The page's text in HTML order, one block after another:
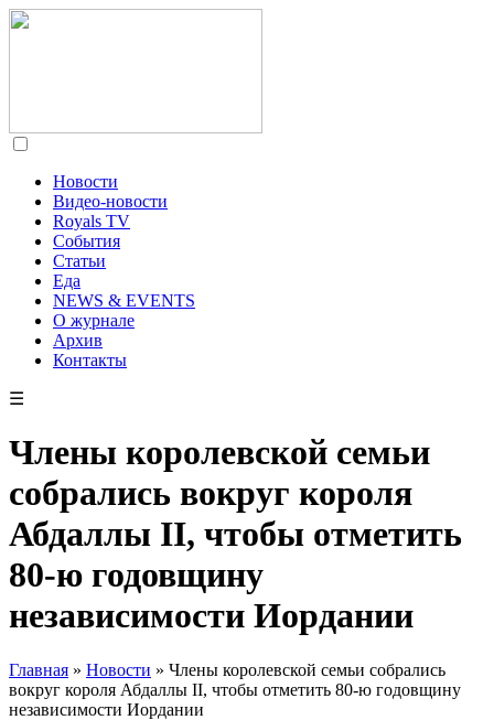
Новости
Видео-новости
Royals TV
События
Статьи
Еда
NEWS & EVENTS
О журнале
Архив
Контакты
☰
Члены королевской семьи
собрались вокруг короля
Абдаллы II, чтобы отметить
80-ю годовщину
независимости Иордании
Главная » Новости » Члены королевской семьи собрались
вокруг короля Абдаллы II, чтобы отметить 80-ю годовщину
независимости Иордании